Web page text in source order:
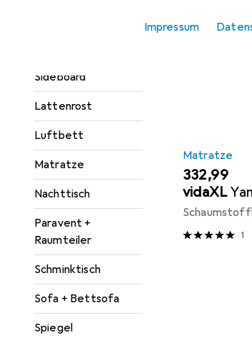
Impressum
Sideboard
Lattenrost
Luftbett
Matratze
Nachttisch
Paravent +
Raumteiler
Schminktisch
Sofa + Bettsofa
Spiegel
Matratze
EUR
332,99
vidaXL
1